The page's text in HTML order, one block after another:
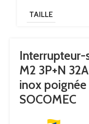
TAILLE
TYPE
UNSPSC
Interrupteur-
M2 3P+N
inox
SOCOMEC